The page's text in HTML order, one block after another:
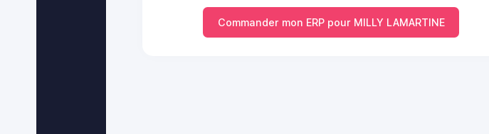
Commander mon ERP pour MILLY LAMARTINE